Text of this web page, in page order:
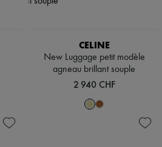
CELINE
New Luggage petit modèle
agneau brillant souple
2 940 CHF